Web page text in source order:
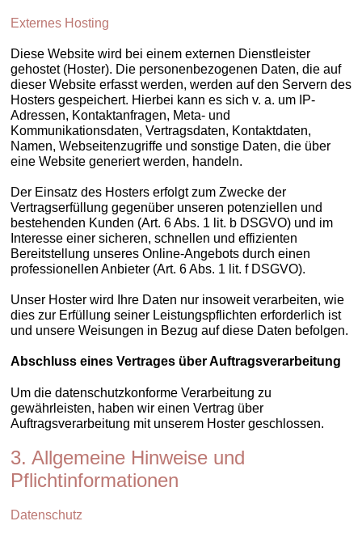
Externes Hosting
Diese Website wird bei einem externen Dienstleister
gehostet (Hoster). Die personenbezogenen Daten, die auf
dieser Website erfasst werden, werden auf den Servern des
Hosters gespeichert. Hierbei kann es sich v. a. um IP-
Adressen, Kontaktanfragen, Meta- und
Kommunikationsdaten, Vertragsdaten, Kontaktdaten,
Namen, Webseitenzugriffe und sonstige Daten, die über
eine Website generiert werden, handeln.
Der Einsatz des Hosters erfolgt zum Zwecke der
Vertragserfüllung gegenüber unseren potenziellen und
bestehenden Kunden (Art. 6 Abs. 1 lit. b DSGVO) und im
Interesse einer sicheren, schnellen und effizienten
Bereitstellung unseres Online-Angebots durch einen
professionellen Anbieter (Art. 6 Abs. 1 lit. f DSGVO).
Unser Hoster wird Ihre Daten nur insoweit verarbeiten, wie
dies zur Erfüllung seiner Leistungspflichten erforderlich ist
und unsere Weisungen in Bezug auf diese Daten befolgen.
Abschluss eines Vertrages über Auftragsverarbeitung
Um die datenschutzkonforme Verarbeitung zu
gewährleisten, haben wir einen Vertrag über
Auftragsverarbeitung mit unserem Hoster geschlossen.
3. Allgemeine Hinweise und
Pflichtinformationen
Datenschutz